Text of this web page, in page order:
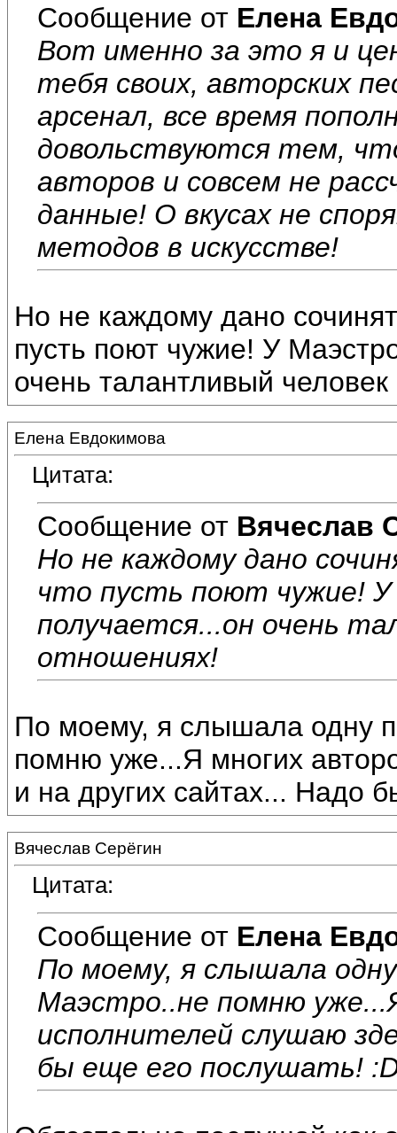
Сообщение от Елена
Вот именно за это я и
тебя своих, авторских
арсенал, все время
довольствуются тем,
авторов и совсем не
данные! О вкусах не
методов в искусстве!
Но не каждому дано
пусть поют чужие! У
очень талантливый
Елена Евдокимова
Цитата:
Сообщение от Вячеслав
Но не каждому дано
что пусть поют чужие!
получается...он очень
отношениях!
По моему, я слышала одну
помню уже...Я многих
и на других сайтах... Надо
Вячеслав Серёгин
Цитата:
Сообщение от Елена
По моему, я слышала
Маэстро..не помню
исполнителей слушаю
бы еще его послушать!